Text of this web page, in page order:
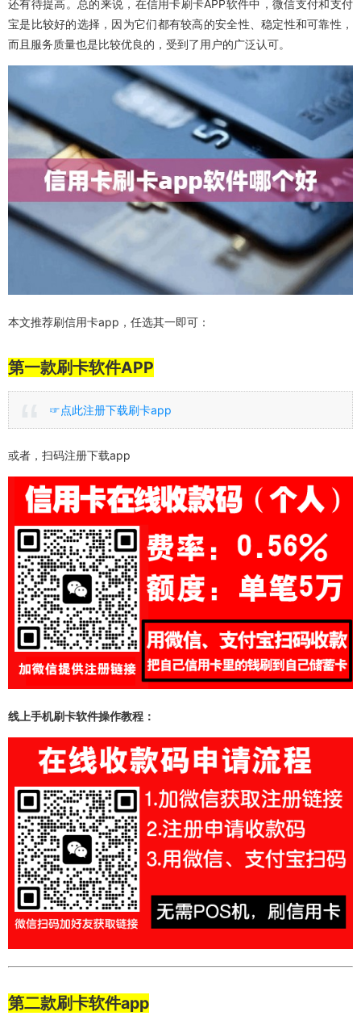
还有待提高。总的来说，在信用卡刷卡APP软件中，微信支付和支付
宝是比较好的选择，因为它们都有较高的安全性、稳定性和可靠性，
而且服务质量也是比较优良的，受到了用户的广泛认可。
本文推荐刷信用卡app，任选其一即可：
第一款刷卡软件APP
☞点此注册下载刷卡app
或者，扫码注册下载app
线上手机刷卡软件操作教程：
第二款刷卡软件app